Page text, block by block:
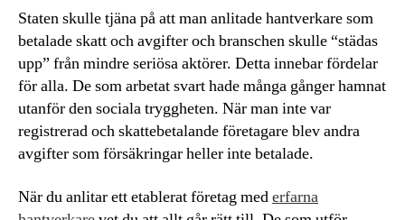
Staten skulle tjäna på att man anlitade hantverkare som
betalade skatt och avgifter och branschen skulle “städas
upp” från mindre seriösa aktörer. Detta innebar fördelar
för alla. De som arbetat svart hade många gånger hamnat
utanför den sociala tryggheten. När man inte var
registrerad och skattebetalande företagare blev andra
avgifter som försäkringar heller inte betalade.
När du anlitar ett etablerat företag mederfarna